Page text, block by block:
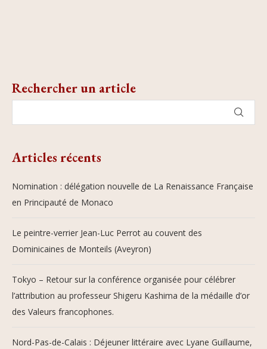
Rechercher un article
Articles récents
Nomination : délégation nouvelle de La Renaissance Française
en Principauté de Monaco
Le peintre-verrier Jean-Luc Perrot au couvent des
Dominicaines de Monteils (Aveyron)
Tokyo – Retour sur la conférence organisée pour célébrer
l’attribution au professeur Shigeru Kashima de la médaille d’or
des Valeurs francophones.
Nord-Pas-de-Calais : Déjeuner littéraire avec Lyane Guillaume,